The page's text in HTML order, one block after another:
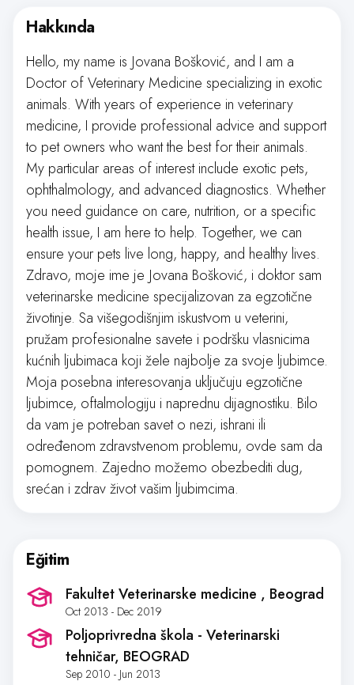
Hakkında
Hello, my name is Jovana Bošković, and I am a
Doctor of Veterinary Medicine specializing in exotic
animals. With years of experience in veterinary
medicine, I provide professional advice and support
to pet owners who want the best for their animals.
My particular areas of interest include exotic pets,
ophthalmology, and advanced diagnostics. Whether
you need guidance on care, nutrition, or a specific
health issue, I am here to help. Together, we can
ensure your pets live long, happy, and healthy lives.
Zdravo, moje ime je Jovana Bošković, i doktor sam
veterinarske medicine specijalizovan za egzotične
životinje. Sa višegodišnjim iskustvom u veterini,
pružam profesionalne savete i podršku vlasnicima
kućnih ljubimaca koji žele najbolje za svoje ljubimce.
Moja posebna interesovanja uključuju egzotične
ljubimce, oftalmologiju i naprednu dijagnostiku. Bilo
da vam je potreban savet o nezi, ishrani ili
određenom zdravstvenom problemu, ovde sam da
pomognem. Zajedno možemo obezbediti dug,
srećan i zdrav život vašim ljubimcima.
Eğitim
Fakultet Veterinarske medicine , Beograd
Oct 2013 - Dec 2019
Poljoprivredna škola - Veterinarski
tehničar, BEOGRAD
Sep 2010 - Jun 2013